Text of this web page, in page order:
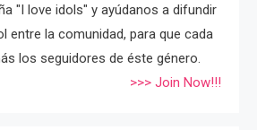
"I love idols" y ayúdanos a difundir
entre la comunidad, para que cada
los seguidores de éste género.
>>> Join Now!!!